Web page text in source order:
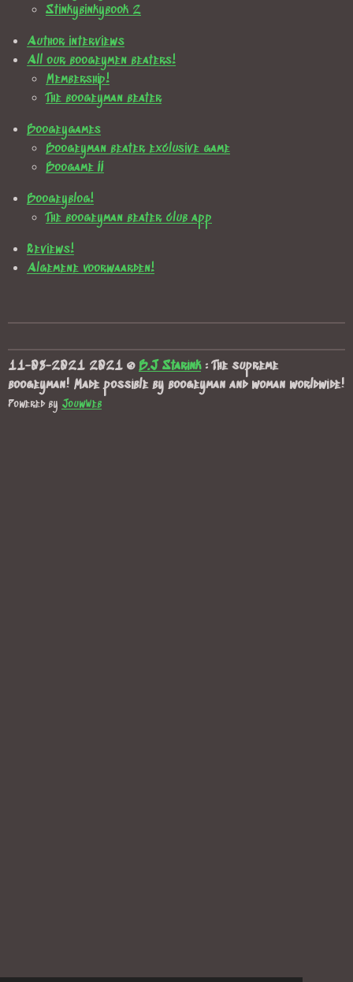
Stinkybinkybook 2
Author interviews
All our boogeymen beaters!
Membership!
The boogeyman beater
Boogeygames
Boogeyman beater exclusive game
Boogame II
Boogeyblog!
The boogeyman beater club app
Reviews!
Algemene voorwaarden!
11-08-2021 2021 © B.J Starink: The supreme
boogeyman! Made possible by boogeyman and woman worldwide!
Powered by JouwWeb